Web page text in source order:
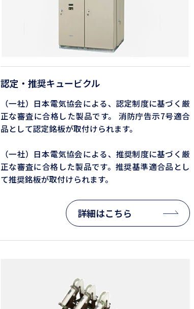
認定・推奨キュービクル
（一社）日本電気協会による、認定制度に基づく厳
正な審査に合格した製品です。 消防庁告示7号適合
品として認定銘板が取付けられます。
（一社）日本電気協会による、推奨制度に基づく厳
正な審査に合格した製品です。推奨基準適合品とし
て推奨銘板が取付けられます。
詳細はこちら